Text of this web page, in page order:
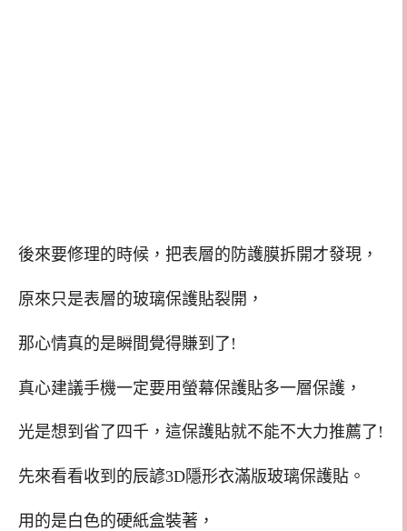
後來要修理的時候，把表層的防護膜拆開才發現，
原來只是表層的玻璃保護貼裂開，
那心情真的是瞬間覺得賺到了!
真心建議手機一定要用螢幕保護貼多一層保護，
光是想到省了四千，這保護貼就不能不大力推薦了!
先來看看收到的辰諺3D隱形衣滿版玻璃保護貼。
用的是白色的硬紙盒裝著，